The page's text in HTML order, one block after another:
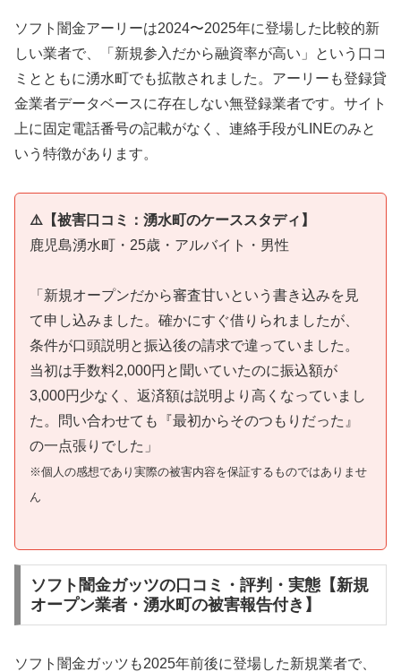
ソフト闇金アーリーは2024〜2025年に登場した比較的新
しい業者で、「新規参入だから融資率が高い」という口コ
ミとともに湧水町でも拡散されました。アーリーも登録貸
金業者データベースに存在しない無登録業者です。サイト
上に固定電話番号の記載がなく、連絡手段がLINEのみと
いう特徴があります。
⚠️【被害口コミ：湧水町のケーススタディ】
鹿児島湧水町・25歳・アルバイト・男性
「新規オープンだから審査甘いという書き込みを見
て申し込みました。確かにすぐ借りられましたが、
条件が口頭説明と振込後の請求で違っていました。
当初は手数料2,000円と聞いていたのに振込額が
3,000円少なく、返済額は説明より高くなっていまし
た。問い合わせても『最初からそのつもりだった』
の一点張りでした」
※個人の感想であり実際の被害内容を保証するものではありませ
ん
ソフト闇金ガッツの口コミ・評判・実態【新規
オープン業者・湧水町の被害報告付き】
ソフト闇金ガッツも2025年前後に登場した新規業者で、